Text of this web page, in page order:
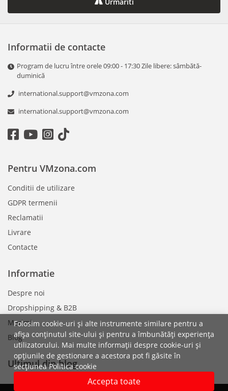
Folosim cookie-uri și alte instrumente similare pentru a
afișa conținutul site-ului și pentru a îmbunătăți experiența
utilizatorului. Mai multe informații despre cookie-uri și
opțiunile de gestionare a acestora pot fi găsite în
secțiunea Politica cookie
Accepta toate
Informatii de contacte
Program de lucru între orele 09:00 - 17:30 Zile libere: sâmbătă-
duminică
international.support@vmzona.com
international.support@vmzona.com
Informatie
Despre noi
Dropshipping & B2B
Marimi
Blog
Pentru VMzona.com
Conditii de utilizare
GDPR termenii
Reclamatii
Livrare
Contacte
Ultimul din blog